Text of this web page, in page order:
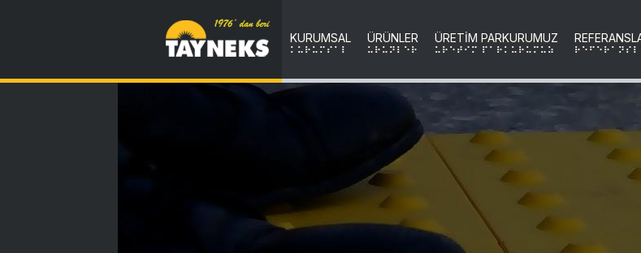
KURUMSAL
KURUMSAL
ÜRÜNLER
uRuNLER
ÜRETİM PARKURUMUZ
uRETIM PARKURUMUZ